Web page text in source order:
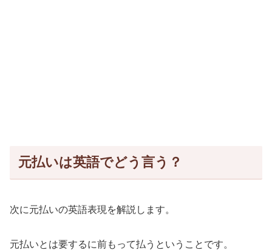
元払いは英語でどう言う？
次に元払いの英語表現を解説します。
元払いとは要するに前もって払うということです。